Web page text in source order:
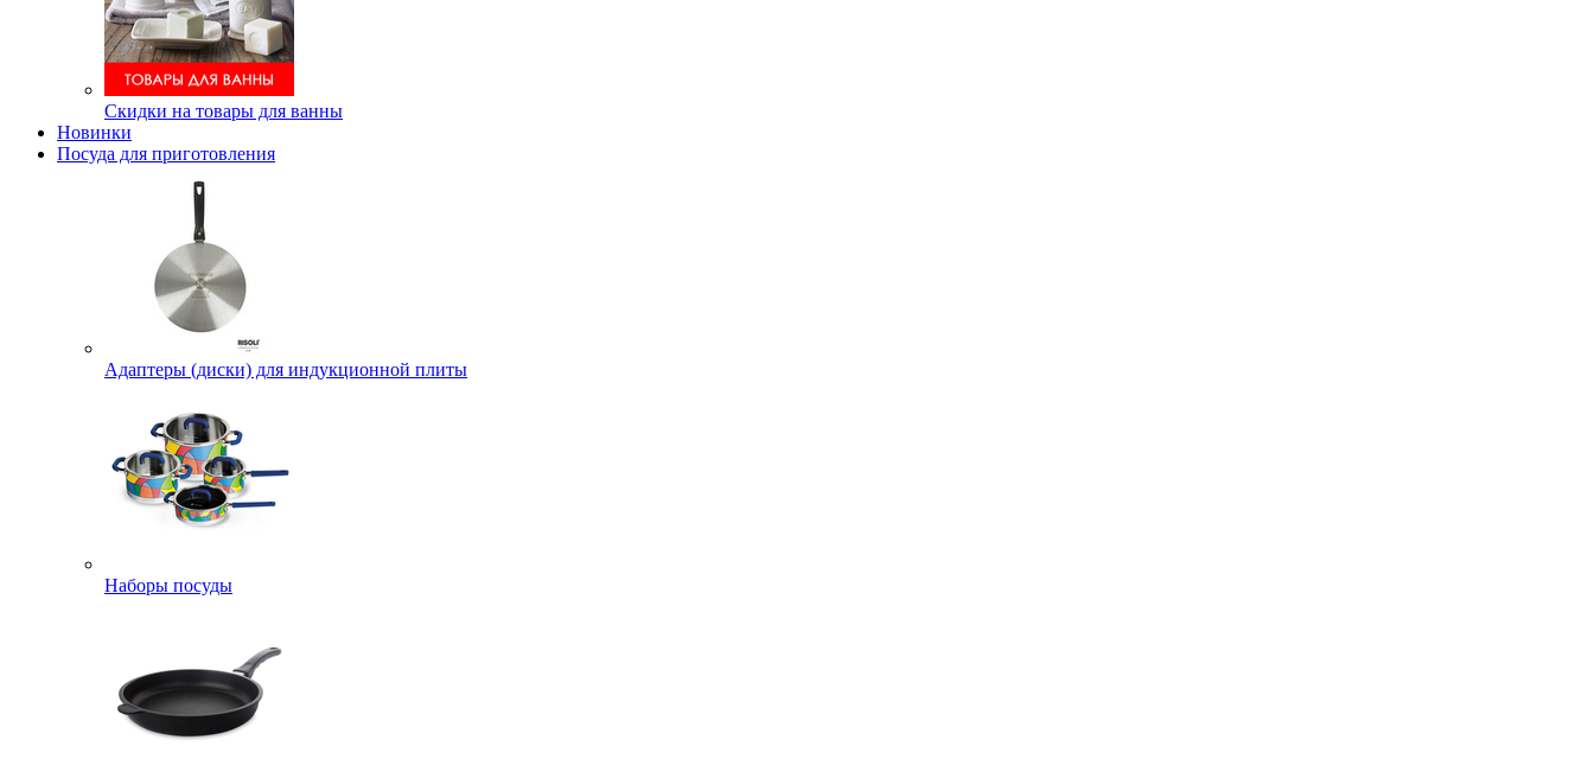
Скидки на товары для ванны
Новинки
Посуда для приготовления
Адаптеры (диски) для индукционной плиты
Наборы посуды